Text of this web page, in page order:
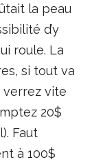
la peau
d’y
roule. La
si tout va
verrez vite
20$
Faut
à 100$